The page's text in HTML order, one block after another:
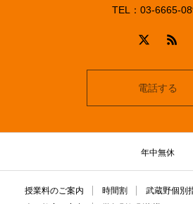
TEL：03-6665-
電話する
年中無休
授業料のご案内 時間割 武蔵野個別